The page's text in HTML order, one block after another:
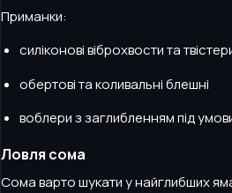
Приманки:
силіконові віброхвости та
обертові та коливальні блешні
воблери з заглибленням під
Ловля сома
Сома варто шукати у найглибших